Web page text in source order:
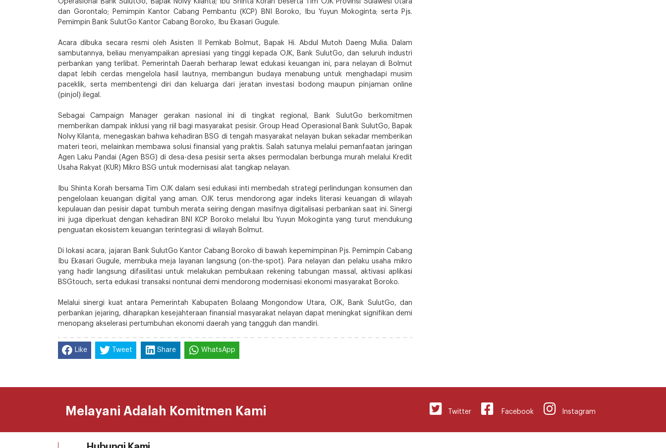
dan Gorontalo; Pemimpin Kantor Cabang Pembantu (KCP) BNI Boroko, Ibu Yuyun Mokoginta; serta Pjs.
Pemimpin Bank SulutGo Kantor Cabang Boroko, Ibu Ekasari Gugule.
Acara dibuka secara resmi oleh Asisten II Pemkab Bolmut, Bapak Hi. Abdul Mutoh Daeng Mulia. Dalam
sambutannya, beliau menyampaikan apresiasi yang tinggi kepada OJK, Bank SulutGo, dan seluruh industri
perbankan yang terlibat. Pemerintah Daerah berharap lewat edukasi keuangan ini, para nelayan di Bolmut
dapat lebih cerdas mengelola hasil lautnya, membangun budaya menabung untuk menghadapi musim
paceklik, serta membentengi diri dan keluarga dari jeratan investasi bodong maupun pinjaman online
(pinjol) ilegal.
Sebagai Campaign Manager gerakan nasional ini di tingkat regional, Bank SulutGo berkomitmen
memberikan dampak inklusi yang riil bagi masyarakat pesisir. Group Head Operasional Bank SulutGo, Bapak
Nolvy Kilanta, menegaskan bahwa kehadiran BSG di tengah masyarakat nelayan bukan sekadar memberikan
materi teori, melainkan membawa solusi finansial yang praktis. Salah satunya melalui pemanfaatan jaringan
Agen Laku Pandai (Agen BSG) di desa-desa pesisir serta akses permodalan berbunga murah melalui Kredit
Usaha Rakyat (KUR) Mikro BSG untuk modernisasi alat tangkap nelayan.
Ibu Shinta Korah bersama Tim OJK dalam sesi edukasi inti membedah strategi perlindungan konsumen dan
pengelolaan keuangan digital yang aman. OJK terus mendorong agar indeks literasi keuangan di wilayah
kepulauan dan pesisir dapat tumbuh merata seiring dengan masifnya digitalisasi perbankan saat ini. Sinergi
ini juga diperkuat dengan kehadiran BNI KCP Boroko melalui Ibu Yuyun Mokoginta yang turut mendukung
penguatan ekosistem keuangan terintegrasi di wilayah Bolmut.
Di lokasi acara, jajaran Bank SulutGo Kantor Cabang Boroko di bawah kepemimpinan Pjs. Pemimpin Cabang
Ibu Ekasari Gugule, membuka meja layanan langsung (on-the-spot). Para nelayan dan pelaku usaha mikro
yang hadir langsung difasilitasi untuk melakukan pembukaan rekening tabungan massal, aktivasi aplikasi
BSGtouch, serta edukasi transaksi nontunai demi mendorong modernisasi ekonomi masyarakat Boroko.
Melalui sinergi kuat antara Pemerintah Kabupaten Bolaang Mongondow Utara, OJK, Bank SulutGo, dan
perbankan jejaring, diharapkan kesejahteraan finansial masyarakat nelayan dapat meningkat signifikan demi
menopang akselerasi pertumbuhan ekonomi daerah yang tangguh dan mandiri.
Like Tweet Share WhatsApp
Melayani Adalah Komitmen Kami Instagram
Facebook
Twitter